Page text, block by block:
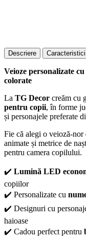
Descriere Caracteristici
Veioze personalizate
colorate
La TG Decor creăm cu
pentru copii, în forme
și personajele preferate
Fie că alegi o veioză-
animate și metrice de
pentru camera copilului.
✔️ Lumină LED
copiilor
✔️ Personalizate cu
✔️ Designuri cu
haioase
✔️ Cadou perfect pentru